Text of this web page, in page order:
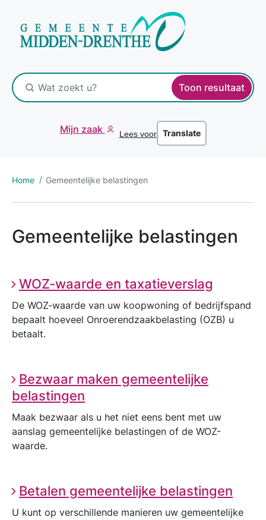
Toon resultaat
Mijn zaak Lees voor Translate
Home Gemeentelijke belastingen
Gemeentelijke belastingen
WOZ-waarde en taxatieverslag
De WOZ-waarde van uw koopwoning of bedrijfspand
bepaalt hoeveel Onroerendzaakbelasting (OZB) u
betaalt.
Bezwaar maken gemeentelijke
belastingen
Maak bezwaar als u het niet eens bent met uw
aanslag gemeentelijke belastingen of de WOZ-
waarde.
Betalen gemeentelijke belastingen
U kunt op verschillende manieren uw gemeentelijke